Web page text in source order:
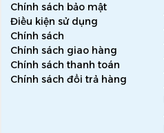
Chính sách bảo mật
Điều kiện sử dụng
Chính sách
Chính sách giao hàng
Chính sách thanh toán
Chính sách đổi trả hàng